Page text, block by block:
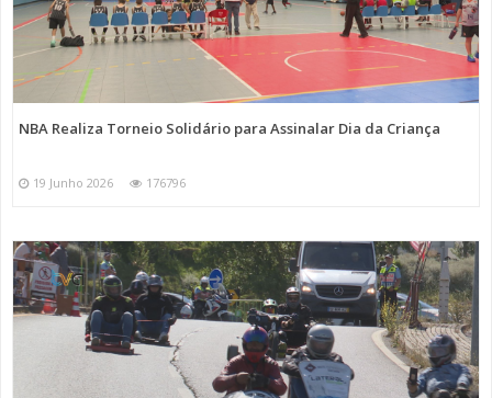
NBA Realiza Torneio Solidário para Assinalar Dia da Criança
19 Junho 2026 176796